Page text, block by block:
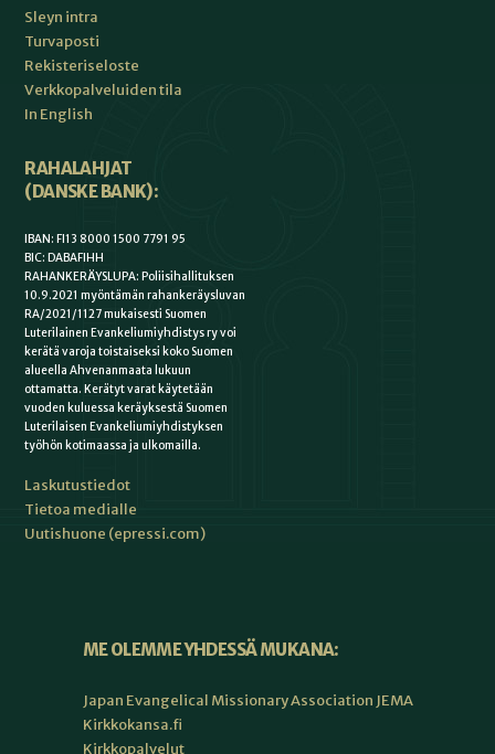
Sleyn intra
Turvaposti
Rekisteriseloste
Verkkopalveluiden tila
In English
RAHALAHJAT
(DANSKE BANK):
IBAN: FI13 8000 1500 7791 95
BIC: DABAFIHH
RAHANKERÄYSLUPA: Poliisihallituksen
10.9.2021 myöntämän rahankeräysluvan
RA/2021/1127 mukaisesti Suomen
Luterilainen Evankeliumiyhdistys ry voi
kerätä varoja toistaiseksi koko Suomen
alueella Ahvenanmaata lukuun
ottamatta. Kerätyt varat käytetään
vuoden kuluessa keräyksestä Suomen
Luterilaisen Evankeliumiyhdistyksen
työhön kotimaassa ja ulkomailla.
Laskutustiedot
Tietoa medialle
Uutishuone (epressi.com)
ME OLEMME YHDESSÄ MUKANA:
Japan Evangelical Missionary Association JEMA
Kirkkokansa.fi
Kirkkopalvelut